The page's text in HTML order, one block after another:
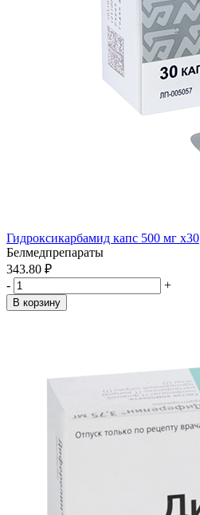
Гидроксикарбамид капс 500 мг x30
Белмедпрепараты
343.80 ₽
-
+
В корзину